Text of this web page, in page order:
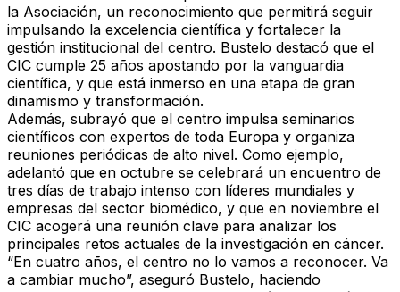
la Asociación, un reconocimiento que permitirá seguir
impulsando la excelencia científica y fortalecer la
gestión institucional del centro. Bustelo destacó que el
CIC cumple 25 años apostando por la vanguardia
científica, y que está inmerso en una etapa de gran
dinamismo y transformación.
Además, subrayó que el centro impulsa seminarios
científicos con expertos de toda Europa y organiza
reuniones periódicas de alto nivel. Como ejemplo,
adelantó que en octubre se celebrará un encuentro de
tres días de trabajo intenso con líderes mundiales y
empresas del sector biomédico, y que en noviembre el
CIC acogerá una reunión clave para analizar los
principales retos actuales de la investigación en cáncer.
“En cuatro años, el centro no lo vamos a reconocer. Va
a cambiar mucho”, aseguró Bustelo, haciendo